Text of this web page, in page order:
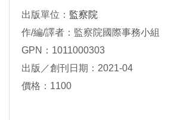
出版單位： 監察院
作/編/譯者：監察院國際事務小組
GPN：1011000303
出版／創刊日期：2021-04
價格：1100